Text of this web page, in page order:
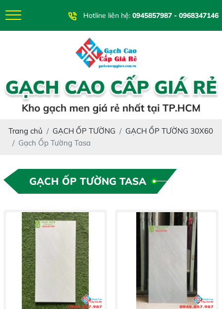
Hotline liên hệ:0945857987 - 0968347146
Trang chủ GẠCH ỐP TƯỜNG
GẠCH ỐP TƯỜNG 30X60
Gạch Ốp Tường Tasa
GẠCH ỐP TƯỜNG TASA